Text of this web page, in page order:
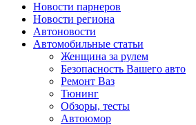
Новости парнеров
Новости региона
Автоновости
Автомобильные статьи
Женщина за рулем
Безопасность Вашего авто
Ремонт Ваз
Тюнинг
Обзоры, тесты
Автоюмор